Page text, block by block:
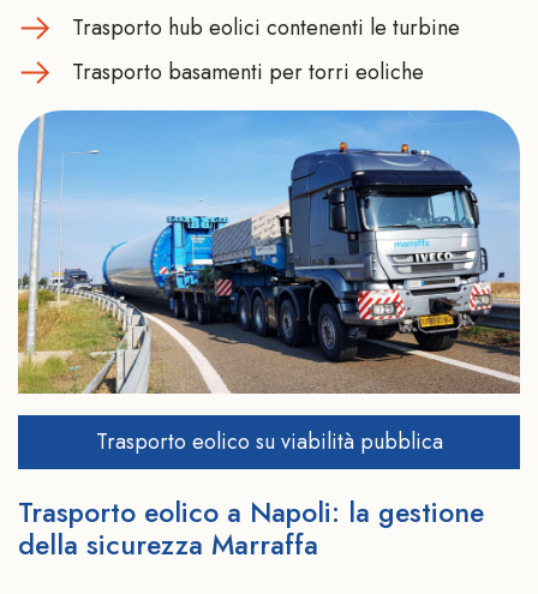
Trasporto hub eolici contenenti le turbine
Trasporto basamenti per torri eoliche
Trasporto eolico su viabilità pubblica
Trasporto eolico a Napoli: la gestione
della sicurezza Marraffa